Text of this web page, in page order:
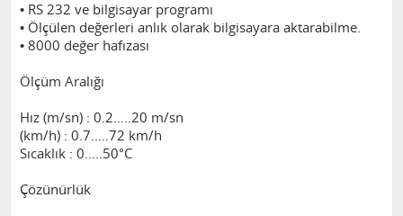
• RS 232 ve bilgisayar programı
• Ölçülen değerleri anlık olarak bilgisayara aktarabilme.
• 8000 değer hafızası
Ölçüm Aralığı
Hız (m/sn) : 0.2…..20 m/sn
(km/h) : 0.7…..72 km/h
Sıcaklık : 0…..50°C
Çözünürlük